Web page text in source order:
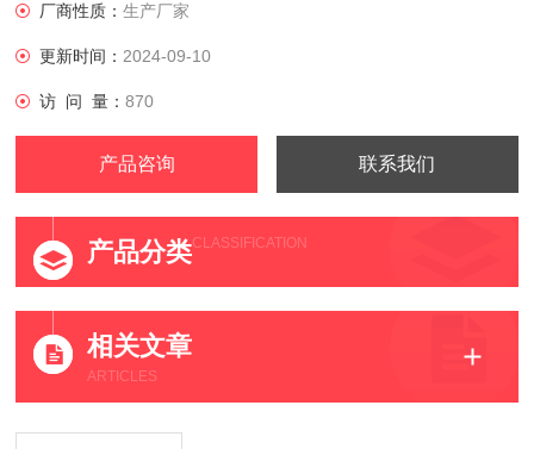
厂商性质：生产厂家
更新时间： 2024-09-10
访 问 量：870
产品咨询 联系我们
产品分类CLASSIFICATION
相关文章
ARTICLES